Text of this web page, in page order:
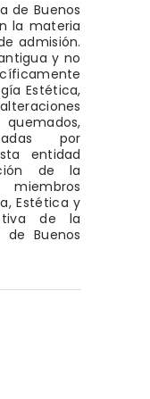
de Buenos
la materia
admisión.
y no
Estética,
por
entidad
de la
Estética y
de la
de Buenos